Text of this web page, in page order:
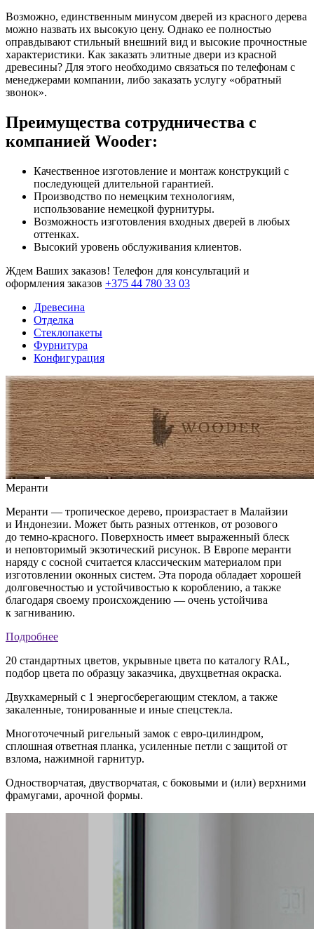
Возможно, единственным минусом дверей из красного дерева
можно назвать их высокую цену. Однако ее полностью
оправдывают стильный внешний вид и высокие прочностные
характеристики. Как заказать элитные двери из красной
древесины? Для этого необходимо связаться по телефонам с
менеджерами компании, либо заказать услугу «обратный
звонок».
Преимущества сотрудничества с
компанией Wooder:
Качественное изготовление и монтаж конструкций с
последующей длительной гарантией.
Производство по немецким технологиям,
использование немецкой фурнитуры.
Возможность изготовления входных дверей в любых
оттенках.
Высокий уровень обслуживания клиентов.
Ждем Ваших заказов! Телефон для консультаций и
оформления заказов +375 44 780 33 03
Древесина
Отделка
Стеклопакеты
Фурнитура
Конфигурация
Меранти
Меранти — тропическое дерево, произрастает в Малайзии
и Индонезии. Может быть разных оттенков, от розового
до темно-красного. Поверхность имеет выраженный блеск
и неповторимый экзотический рисунок. В Европе меранти
наряду с сосной считается классическим материалом при
изготовлении оконных систем. Эта порода обладает хорошей
долговечностью и устойчивостью к короблению, а также
благодаря своему происхождению — очень устойчива
к загниванию.
Подробнее
20 стандартных цветов, укрывные цвета по каталогу RAL,
подбор цвета по образцу заказчика, двухцветная окраска.
Двухкамерный с 1 энергосберегающим стеклом, а также
закаленные, тонированные и иные спецстекла.
Многоточечный ригельный замок с евро-цилиндром,
сплошная ответная планка, усиленные петли с защитой от
взлома, нажимной гарнитур.
Одностворчатая, двустворчатая, с боковыми и (или) верхними
фрамугами, арочной формы.